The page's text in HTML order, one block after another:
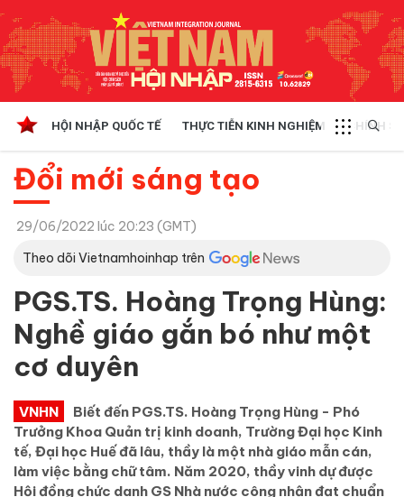
HỘI NHẬP QUỐC TẾ THỰC TIỄN KINH NGHIỆM CHÍNH
Đổi mới sáng tạo
29/06/2022 lúc 20:23 (GMT)
Theo dõi Vietnamhoinhap trên
PGS.TS. Hoàng Trọng Hùng:
Nghề giáo gắn bó như một
cơ duyên
VNHN
Biết đến PGS.TS. Hoàng Trọng Hùng - Phó
Trưởng Khoa Quản trị kinh doanh, Trường Đại học Kinh
tế, Đại học Huế đã lâu, thầy là một nhà giáo mẫn cán,
làm việc bằng chữ tâm. Năm 2020, thầy vinh dự được
Hội đồng chức danh GS Nhà nước công nhận đạt chuẩn